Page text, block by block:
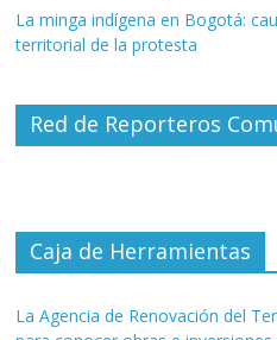
La minga indígena en Bogotá:
territorial de la protesta
Red de Reporteros
Caja de Herramientas
La Agencia de Renovación del